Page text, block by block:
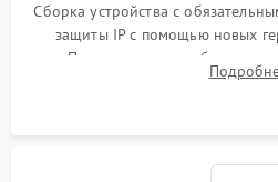
Сборка устройства с
защиты IP с помощью новых
Программная калибровка
абсолютно черному телу для